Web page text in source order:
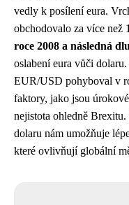
vedly k posílení eura.
obchodovalo za více než
roce 2008 a následná
oslabení eura vůči
EUR/USD pohyboval v
faktory, jako jsou
nejistota ohledně
dolaru nám umožňuje
které ovlivňují globální